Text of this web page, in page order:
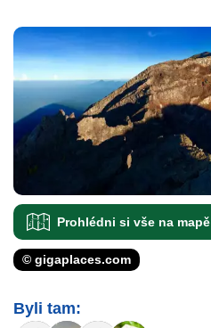
Prohlédni si vše na mapě
© gigaplaces.com
Byli tam: